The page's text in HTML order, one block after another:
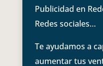
Publicidad en
Redes sociales…
Te ayudamos a
aumentar tus